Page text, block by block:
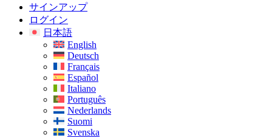
サインアップ
ログイン
日本語
English
Deutsch
Français
Español
Italiano
Português
Nederlands
Suomi
Svenska